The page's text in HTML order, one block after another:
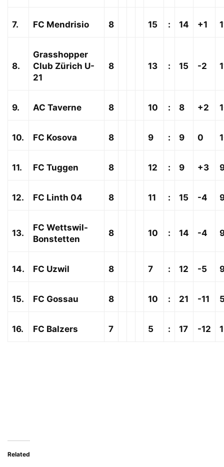
7. FC Mendrisio 8 15 : 14 +1
8.
Grasshopper
Club Zürich U-
21
8 13 : 15 -2
9. AC Taverne 8 10 : 8 +2
10. FC Kosova 8 9 : 9 0
11. FC Tuggen 8 12 : 9 +3
12. FC Linth 04 8 11 : 15 -4
13.
FC Wettswil-
Bonstetten
8 10 : 14 -4
14. FC Uzwil 8 7 : 12 -5
15. FC Gossau 8 10 : 21 -11
16. FC Balzers 7 5 : 17 -12 1
Related